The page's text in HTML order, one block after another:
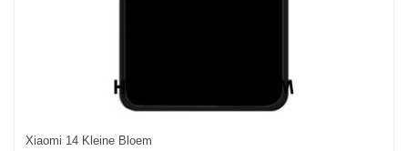
Xiaomi 14 Kleine Bloem